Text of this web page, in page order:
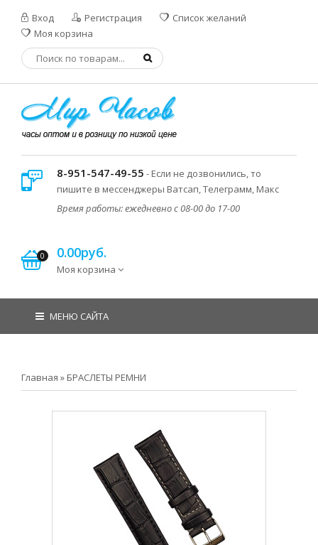
Вход Регистрация
Список желаний
Моя корзина
8-951-547-49-55 - Если не дозвонились, то
пишите в мессенджеры Ватсап, Телеграмм, Макс
Время работы: ежедневно с 08-00 до 17-00
0 0.00руб.
Моя корзина
МЕНЮ САЙТА
Главная » БРАСЛЕТЫ РЕМНИ